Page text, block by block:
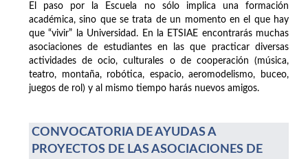
El paso por la Escuela no sólo implica una formación
académica, sino que se trata de un momento en el que hay
que “vivir” la Universidad. En la ETSIAE encontrarás muchas
asociaciones de estudiantes en las que practicar diversas
actividades de ocio, culturales o de cooperación (música,
teatro, montaña, robótica, espacio, aeromodelismo, buceo,
juegos de rol) y al mismo tiempo harás nuevos amigos.
CONVOCATORIA DE AYUDAS A
PROYECTOS DE LAS ASOCIACIONES DE